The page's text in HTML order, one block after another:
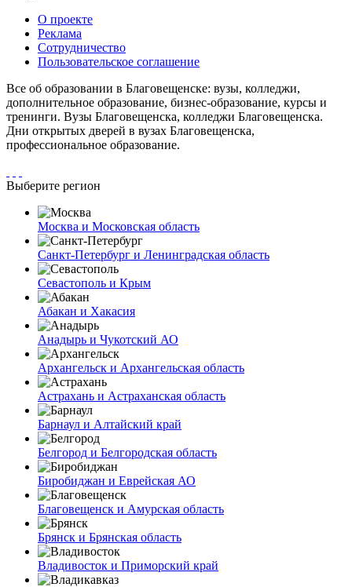
О проекте
Реклама
Сотрудничество
Пользовательское соглашение
Все об образовании в Благовещенске: вузы, колледжи,
дополнительное образование, бизнес-образование, курсы и
тренинги. Вузы Благовещенска, колледжи Благовещенска.
Дни открытых дверей в вузах Благовещенска,
профессиональное образование.
Выберите регион
Москва и Московская область
Санкт-Петербург и Ленинградская область
Севастополь и Крым
Абакан и Хакасия
Анадырь и Чукотский АО
Архангельск и Архангельская область
Астрахань и Астраханская область
Барнаул и Алтайский край
Белгород и Белгородская область
Биробиджан и Еврейская АО
Благовещенск и Амурская область
Брянск и Брянская область
Владивосток и Приморский край